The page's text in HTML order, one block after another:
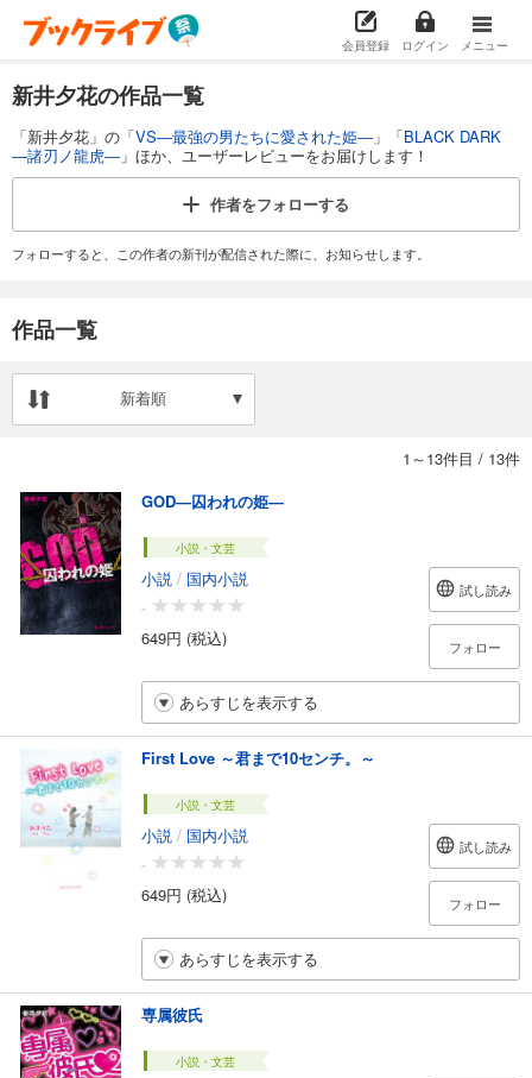
会員登録 ログイン メニュー
新井夕花の作品一覧
「新井夕花」の「VS―最強の男たちに愛された姫― 」「BLACK DARK
―諸刃ノ龍虎― 」ほか、ユーザーレビューをお届けします！
作者をフォローする
フォローすると、この作者の新刊が配信された際に、お知らせします。
作品一覧
新着順
1～13件目 / 13件
GOD―囚われの姫―
小説・文芸
小説 / 国内小説
-
649円 (税込)
試し読み
フォロー
あらすじを表示する
First Love ～君まで10センチ。～
小説・文芸
小説 / 国内小説
-
649円 (税込)
試し読み
フォロー
あらすじを表示する
専属彼氏
小説・文芸